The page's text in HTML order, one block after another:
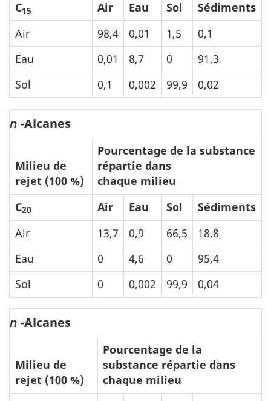
C15 Air Eau Sol
Sédiments
Air
98,4 0,01 1,5
0,1
Eau
0,01 8,7 0
91,3
Sol
0,1 0,002 99,9 0,02
n -Alcanes
Milieu de
rejet (100 %)
Pourcentage de la substance
répartie dans
chaque milieu
C20 Air Eau Sol
Sédiments
Air
13,7 0,9 66,5
18,8
Eau
0 4,6 0
95,4
Sol
0 0,002 99,9 0,04
n -Alcanes
Milieu de
rejet (100 %)
Pourcentage de la
substance répartie dans
chaque milieu